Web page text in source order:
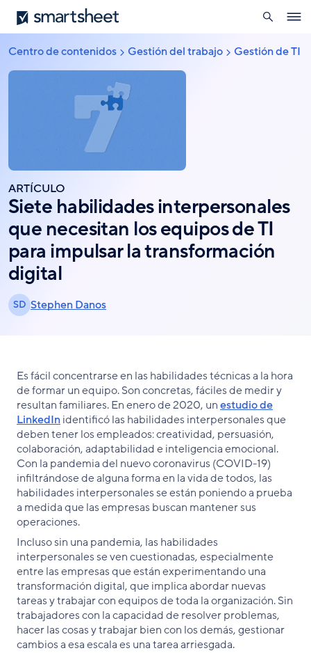
Pasar
al
principal
Smartsheet
búsqueda
Sobrescribir
enlaces
Centro de contenidos Gestión del trabajo Gestión de TI
ARTÍCULO
Siete habilidades interpersonales
que necesitan los equipos de TI
para impulsar la transformación
digital
SD Stephen Danos
Es fácil concentrarse en las habilidades técnicas a la hora
de formar un equipo. Son concretas, fáciles de medir y
resultan familiares. En enero de 2020, unestudio de
LinkedInidentificó las habilidades interpersonales que
deben tener los empleados: creatividad, persuasión,
colaboración, adaptabilidad e inteligencia emocional.
Con la pandemia del nuevo coronavirus (COVID-19)
infiltrándose de alguna forma en la vida de todos, las
habilidades interpersonales se están poniendo a prueba
a medida que las empresas buscan mantener sus
operaciones.
Incluso sin una pandemia, las habilidades
interpersonales se ven cuestionadas, especialmente
entre las empresas que están experimentando una
transformación digital, que implica abordar nuevas
tareas y trabajar con equipos de toda la organización. Sin
trabajadores con la capacidad de resolver problemas,
hacer las cosas y trabajar bien con los demás, gestionar
cambios a esa escala es una tarea arriesgada.